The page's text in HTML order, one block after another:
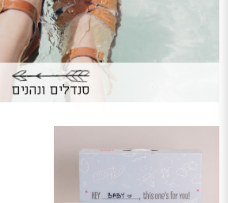
סנדלים ונהנים